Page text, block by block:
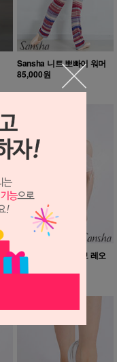
Sansha 니트 뽀빠이 워머
85,000원
Sansha 메시 슬리브 레오
타드
75,000원